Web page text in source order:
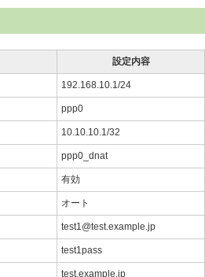
設定内容
192.168.10.1/24
ppp0
10.10.10.1/32
ppp0_dnat
有効
オート
test1@test.example.jp
test1pass
test.example.jp